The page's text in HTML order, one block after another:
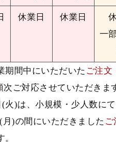
休業日 休業日
一
期間中にいただいた ご注文
次ご対応させていただきま
火)は、小規模・少人数に
月)の間にいただきました